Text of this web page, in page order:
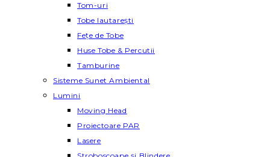
Tom-uri
Tobe lautareşti
Fețe de Tobe
Huse Tobe & Percutii
Tamburine
Sisteme Sunet Ambiental
Lumini
Moving Head
Proiectoare PAR
Lasere